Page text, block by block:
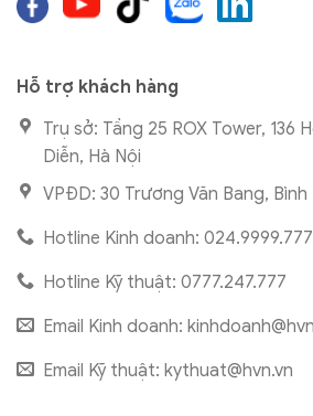
Hỗ trợ khách hàng
Trụ sở: Tầng 25 ROX Tower, 136
Diễn, Hà Nội
VPĐD: 30 Trương Văn Bang,
Hotline Kinh doanh:
Hotline Kỹ thuật: 0777.247.777
Email Kinh doanh:
Email Kỹ thuật: kythuat@hvn.vn